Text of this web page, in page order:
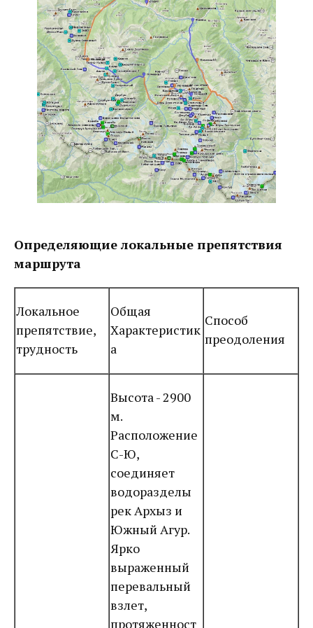
Определяющие локальные препятствия
маршрута
Локальное
препятствие,
трудность
Общая
Характеристик
а
Способ
преодоления
Высота - 2900
м.
Расположение
С-Ю,
соединяет
водоразделы
рек Архыз и
Южный Агур.
Ярко
выраженный
перевальный
взлет,
протяженност